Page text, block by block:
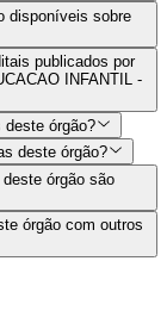
disponíveis sobre
publicados por
INFANTIL -
deste órgão?
deste órgão?
órgão são
órgão com outros